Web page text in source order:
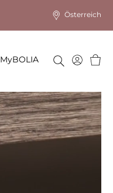
Österreich
MyBOLIA